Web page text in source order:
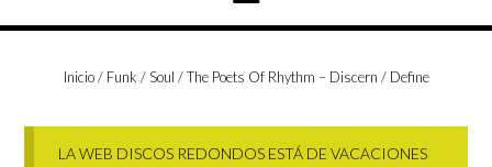
Inicio/ Funk / Soul / The Poets Of Rhythm – Discern / Define
LA WEB DISCOS REDONDOS ESTÁ DE VACACIONES